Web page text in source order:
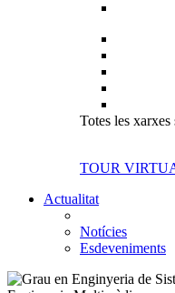
Totes les
TOUR
Actualitat
Notícies
Esdeveniments